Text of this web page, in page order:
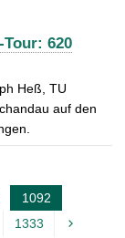
620
Heß, TU
auf den
1092
1333